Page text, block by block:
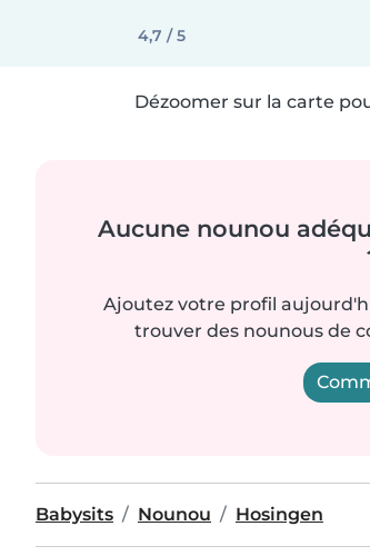
4,7 / 5
Dézoomer sur la carte
Aucune nounou
Ajoutez votre profil
trouver des nounous de
Babysits Nounou Hosingen